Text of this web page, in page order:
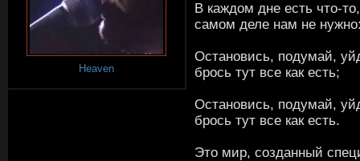
Heaven
В каждом дне есть что-
самом деле нам не
Остановись, подумай,
брось тут все как есть;
Остановись, подумай,
брось тут все как есть.
Это мир, созданный